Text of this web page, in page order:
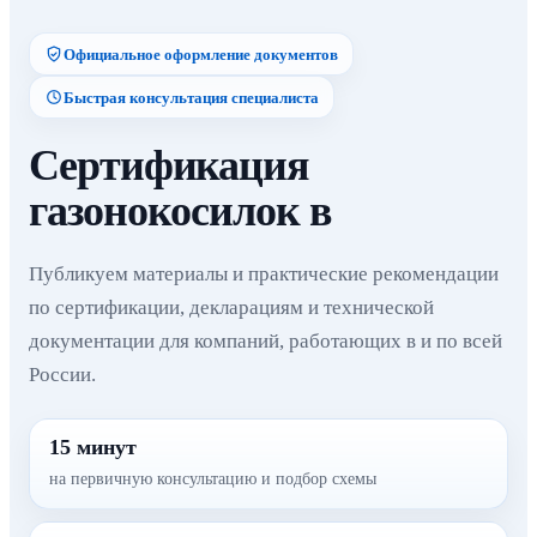
Официальное оформление документов
Быстрая консультация специалиста
Сертификация
газонокосилок в
Публикуем материалы и практические рекомендации
по сертификации, декларациям и технической
документации для компаний, работающих в и по всей
России.
15 минут
на первичную консультацию и подбор схемы